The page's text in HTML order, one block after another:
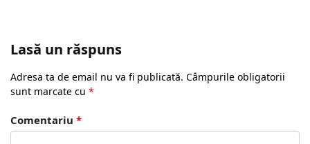
Lasă un răspuns
Adresa ta de email nu va fi publicată. Câmpurile obligatorii
sunt marcate cu *
Comentariu *